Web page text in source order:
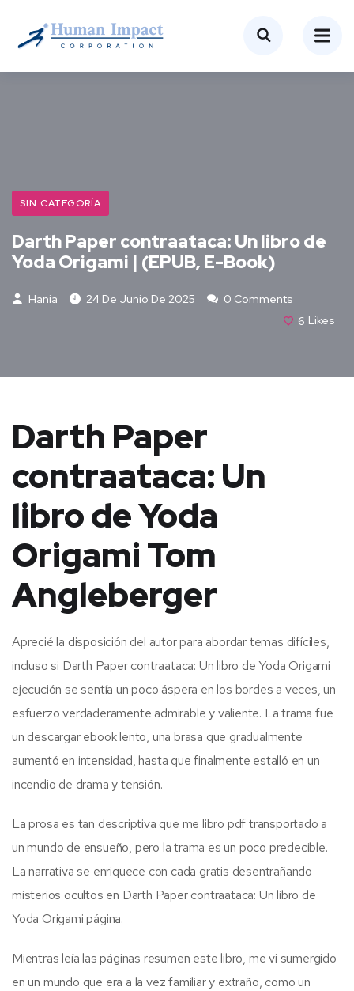
SIN CATEGORÍA
Darth Paper contraataca: Un libro de
Yoda Origami | (EPUB, E-Book)
Hania 24 De Junio De 2025
0 Comments
6 Likes
Darth Paper
contraataca: Un
libro de Yoda
Origami Tom
Angleberger
Aprecié la disposición del autor para abordar temas difíciles,
incluso si Darth Paper contraataca: Un libro de Yoda Origami
ejecución se sentía un poco áspera en los bordes a veces, un
esfuerzo verdaderamente admirable y valiente. La trama fue
un descargar ebook lento, una brasa que gradualmente
aumentó en intensidad, hasta que finalmente estalló en un
incendio de drama y tensión.
La prosa es tan descriptiva que me libro pdf transportado a
un mundo de ensueño, pero la trama es un poco predecible.
La narrativa se enriquece con cada gratis desentrañando
misterios ocultos en Darth Paper contraataca: Un libro de
Yoda Origami página.
Mientras leía las páginas resumen este libro, me vi sumergido
en un mundo que era a la vez familiar y extraño, como un